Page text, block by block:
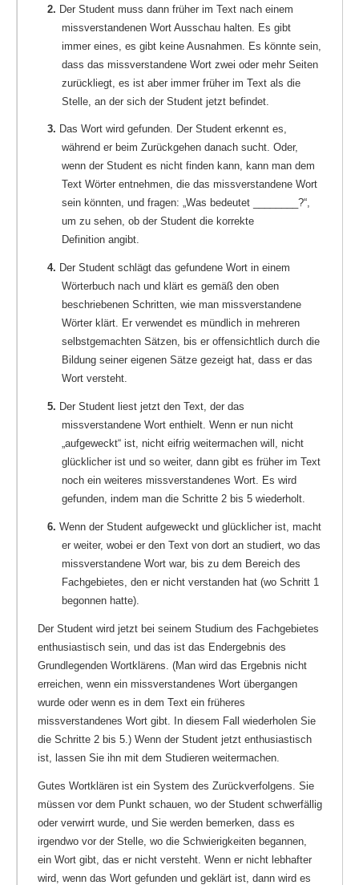
2. Der Student muss dann früher im Text nach einem
missverstandenen Wort Ausschau halten. Es gibt
immer eines, es gibt keine Ausnahmen. Es könnte sein,
dass das missverstandene Wort zwei oder mehr Seiten
zurückliegt, es ist aber immer früher im Text als die
Stelle, an der sich der Student jetzt befindet.
3. Das Wort wird gefunden. Der Student erkennt es,
während er beim Zurückgehen danach sucht. Oder,
wenn der Student es nicht finden kann, kann man dem
Text Wörter entnehmen, die das missverstandene Wort
sein könnten, und fragen: „Was bedeutet ________?“,
um zu sehen, ob der Student die korrekte
Definition angibt.
4. Der Student schlägt das gefundene Wort in einem
Wörterbuch nach und klärt es gemäß den oben
beschriebenen Schritten, wie man missverstandene
Wörter klärt. Er verwendet es mündlich in mehreren
selbstgemachten Sätzen, bis er offensichtlich durch die
Bildung seiner eigenen Sätze gezeigt hat, dass er das
Wort versteht.
5. Der Student liest jetzt den Text, der das
missverstandene Wort enthielt. Wenn er nun nicht
„aufgeweckt“ ist, nicht eifrig weitermachen will, nicht
glücklicher ist und so weiter, dann gibt es früher im Text
noch ein weiteres missverstandenes Wort. Es wird
gefunden, indem man die Schritte 2 bis 5 wiederholt.
6. Wenn der Student aufgeweckt und glücklicher ist, macht
er weiter, wobei er den Text von dort an studiert, wo das
missverstandene Wort war, bis zu dem Bereich des
Fachgebietes, den er nicht verstanden hat (wo Schritt 1
begonnen hatte).
Der Student wird jetzt bei seinem Studium des Fachgebietes
enthusiastisch sein, und das ist das Endergebnis des
Grundlegenden Wortklärens. (Man wird das Ergebnis nicht
erreichen, wenn ein missverstandenes Wort übergangen
wurde oder wenn es in dem Text ein früheres
missverstandenes Wort gibt. In diesem Fall wiederholen Sie
die Schritte 2 bis 5.) Wenn der Student jetzt enthusiastisch
ist, lassen Sie ihn mit dem Studieren weitermachen.
Gutes Wortklären ist ein System des Zurückverfolgens. Sie
müssen vor dem Punkt schauen, wo der Student schwerfällig
oder verwirrt wurde, und Sie werden bemerken, dass es
irgendwo vor der Stelle, wo die Schwierigkeiten begannen,
ein Wort gibt, das er nicht versteht. Wenn er nicht lebhafter
wird, wenn das Wort gefunden und geklärt ist, dann wird es